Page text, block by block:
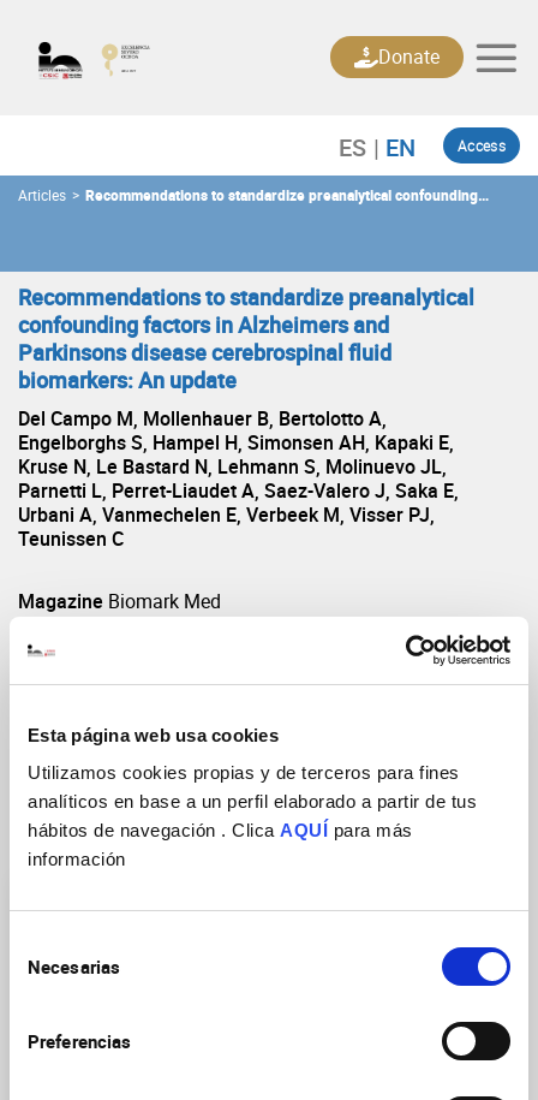
Esta página web usa cookies
Utilizamos cookies propias y de terceros para fines
analíticos en base a un perfil elaborado a partir de tus
hábitos de navegación . Clica AQUÍ para más
información
Necesarias
Preferencias
content
Access
Donate
Articles > Recommendations to standardize preanalytical confounding
Recommendations to standardize preanalytical
confounding factors in Alzheimers and
Parkinsons disease cerebrospinal fluid
biomarkers: An update
Del Campo M, Mollenhauer B, Bertolotto A,
Engelborghs S, Hampel H, Simonsen AH, Kapaki E,
Kruse N, Le Bastard N, Lehmann S, Molinuevo JL,
Parnetti L, Perret-Liaudet A, Saez-Valero J, Saka E,
Urbani A, Vanmechelen E, Verbeek M, Visser PJ,
Teunissen C
Magazine Biomark Med
Vol: Pages(start-end)
DOIhttps://doi.org/10.2217/BMM.12.46
Research Groups
Altered molecular